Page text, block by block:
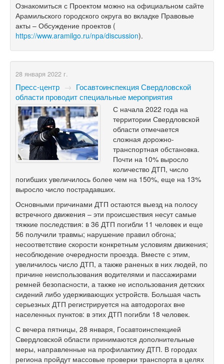
Ознакомиться с Проектом можно на официальном сайте
Арамильского городского округа во вкладке Правовые
акты – Обсуждение проектов (
https://www.aramilgo.ru/npa/discussion).
28 января 2022 г.
Пресс-центр → Госавтоинспекция Свердловской
области проводит специальные мероприятия
С начала 2022 года на
территории Свердловской
области отмечается
сложная дорожно-
транспортная обстановка.
Почти на 10% выросло
количество ДТП, число
погибших увеличилось более чем на 150%, еще на 13%
выросло число пострадавших.
Основными причинами ДТП остаются выезд на полосу
встречного движения – эти происшествия несут самые
тяжкие последствия: в 36 ДТП погибли 11 человек и еще
56 получили травмы; нарушение правил обгона;
несоответствие скорости конкретным условиям движения;
несоблюдение очередности проезда. Вместе с этим,
увеличилось число ДТП, а также раненых в них людей, по
причине неиспользования водителями и пассажирами
ремней безопасности, а также не использования детских
сидений либо удерживающих устройств. Большая часть
серьезных ДТП регистрируется на автодорогах вне
населенных пунктов: в этих ДТП погибли 18 человек.
С вечера пятницы, 28 января, Госавтоинспекцией
Свердловской области принимаются дополнительные
меры, направленные на профилактику ДТП. В городах
региона пройдут массовые проверки транспорта в целях